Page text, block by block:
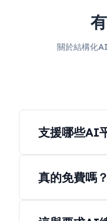
關於結構化
支援哪些AI
DeepSeek。更
真的免費嗎？